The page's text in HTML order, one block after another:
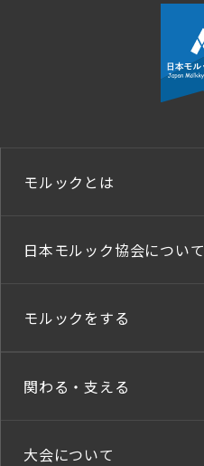
モルックとは
日本モルック協会について
モルックをする
関わる・支える
大会について